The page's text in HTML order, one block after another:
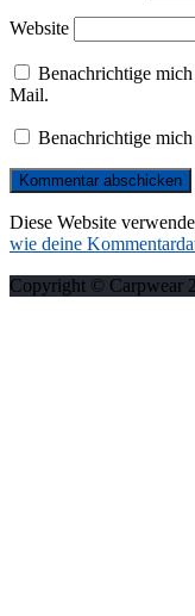
Website
Benachrichtige
Mail.
Benachrichtige
Diese Website
wie deine
Copyright © Carpwear